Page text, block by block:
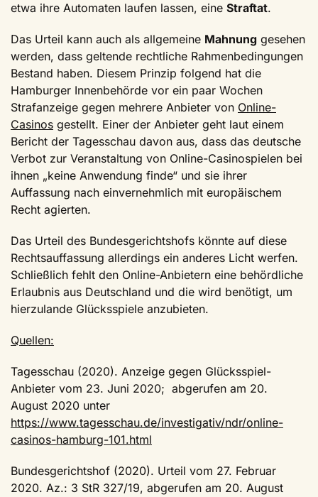
etwa ihre Automaten laufen lassen, eine Straftat.
Das Urteil kann auch als allgemeine Mahnung gesehen
werden, dass geltende rechtliche Rahmenbedingungen
Bestand haben. Diesem Prinzip folgend hat die
Hamburger Innenbehörde vor ein paar Wochen
Strafanzeige gegen mehrere Anbieter von Online-
Casinos gestellt. Einer der Anbieter geht laut einem
Bericht der Tagesschau davon aus, dass das deutsche
Verbot zur Veranstaltung von Online-Casinospielen bei
ihnen „keine Anwendung finde“ und sie ihrer
Auffassung nach einvernehmlich mit europäischem
Recht agierten.
Das Urteil des Bundesgerichtshofs könnte auf diese
Rechtsauffassung allerdings ein anderes Licht werfen.
Schließlich fehlt den Online-Anbietern eine behördliche
Erlaubnis aus Deutschland und die wird benötigt, um
hierzulande Glücksspiele anzubieten.
Quellen:
Tagesschau (2020). Anzeige gegen Glücksspiel-
Anbieter vom 23. Juni 2020; abgerufen am 20.
August 2020 unter
https://www.tagesschau.de/investigativ/ndr/online-
casinos-hamburg-101.html
Bundesgerichtshof (2020). Urteil vom 27. Februar
2020. Az.: 3 StR 327/19, abgerufen am 20. August